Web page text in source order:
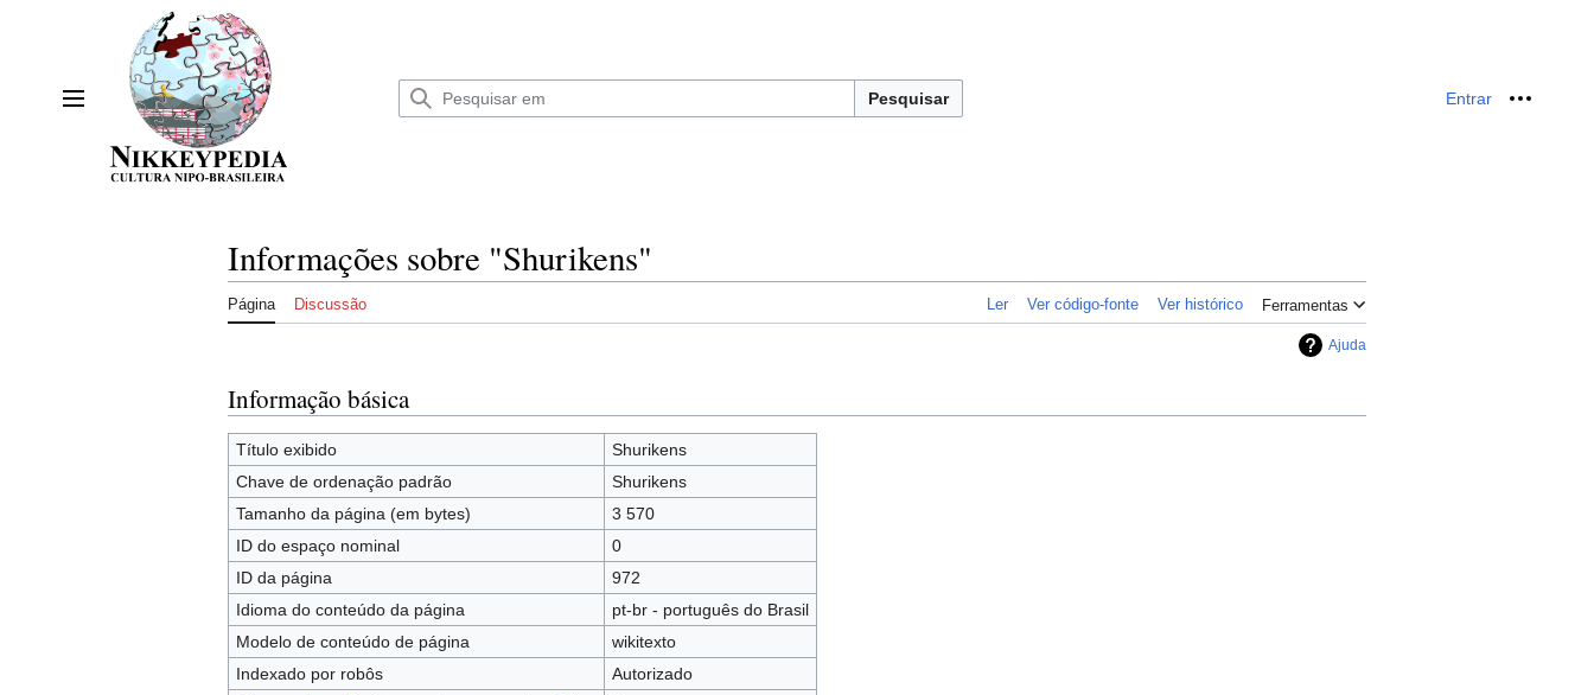
Menu principal
Pesquisar Entrar
Informações sobre "Shurikens"
Página Discussão Ler Ver código-fonte Ver histórico Ferramentas
Ajuda
Informação básica
Título exibido
Shurikens
Chave de ordenação padrão
Shurikens
Tamanho da página (em bytes)
3 570
ID do espaço nominal
0
ID da página
972
Idioma do conteúdo da página
pt-br - português do Brasil
Modelo de conteúdo de página
wikitexto
Indexado por robôs
Autorizado